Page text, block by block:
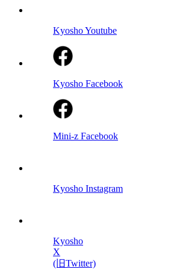
Kyosho Youtube
Kyosho Facebook
Mini-z Facebook
Kyosho Instagram
Kyosho
X
(旧Twitter)